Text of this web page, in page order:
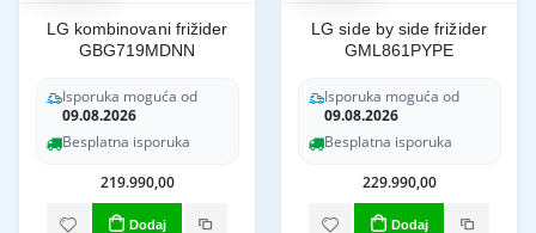
LG kombinovani frižider
GBG719MDNN
Isporuka moguća od
09.08.2026
Besplatna isporuka
219.990,00
Dodaj
LG side by side frižider
GML861PYPE
Isporuka moguća od
09.08.2026
Besplatna isporuka
229.990,00
Dodaj